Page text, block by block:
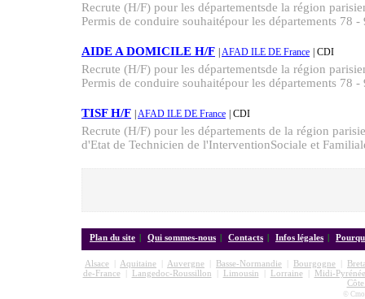
Recrute (H/F) pour les départementsde la région
Permis de conduire souhaitépour les départements 78
AIDE A DOMICILE H/F AFAD ILE DE France | CDI
Recrute (H/F) pour les départementsde la région
Permis de conduire souhaitépour les départements 78
TISF H/F AFAD ILE DE France | CDI
Recrute (H/F) pour les départements de la région
d'Etat de Technicien de l'InterventionSociale et
Plan du site | Qui sommes-nous | Contacts | Infos légales |
Alsace Aquitaine Auvergne Basse-Normandie Bourgogne
de-France| Langedoc-Roussillon Limousin Lorraine|
Midi-
©